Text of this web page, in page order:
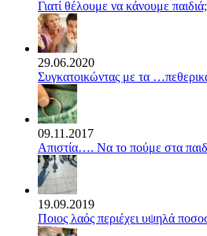
Γιατί θέλουμε να κάνουμε παιδιά;
29.06.2020
Συγκατοικώντας με τα
09.11.2017
Απιστία…. Να το πούμε στα
19.09.2019
Ποιος λαός περιέχει υψηλά